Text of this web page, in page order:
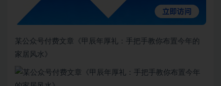
某公众号付费文章《甲辰年厚礼：手把手教你布置今年的
家居风水》